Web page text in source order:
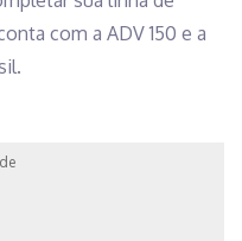
com a ADV 150 e a